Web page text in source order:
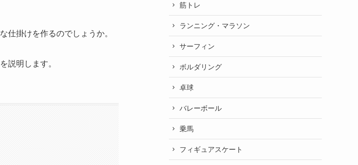
仕掛けを作るのでしょうか。
説明します。
筋トレ
ランニング・マラソン
サーフィン
ボルダリング
卓球
バレーボール
乗馬
フィギュアスケート